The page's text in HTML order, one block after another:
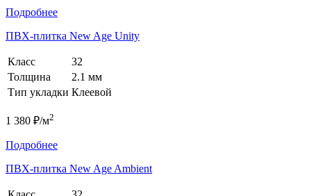
Подробнее
ПВХ-плитка New Age Unity
Класс
32
Толщина
2.1 мм
Тип укладки Клеевой
1 380 ₽/м2
Подробнее
ПВХ-плитка New Age Ambient